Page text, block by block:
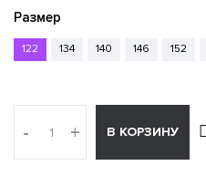
Размер
122 134 140 146 152
- + В КОРЗИНУ